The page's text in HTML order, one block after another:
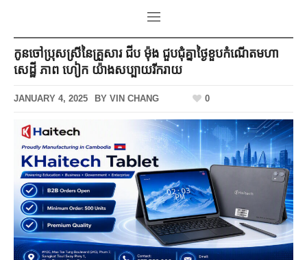
កូនចៅប្រុសស្រីនៃគ្រួសារ ជីប ម៉ុង ជួបជុំគ្នាថ្ងៃខួបកំណើតមហា
សេដ្ឋី ភាព ហៀក យ៉ាងសប្បាយរីករាយ
JANUARY 4, 2025 BY VIN CHANG 0